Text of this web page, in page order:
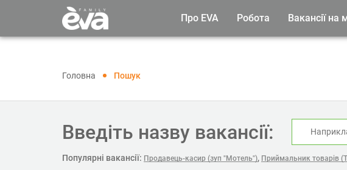
Про EVA Робота Вакансії на
Головна Пошук
Введіть назву вакансії:
Популярні вакансії: Продавець-касир (зуп "Мотель"), Приймальник товарів